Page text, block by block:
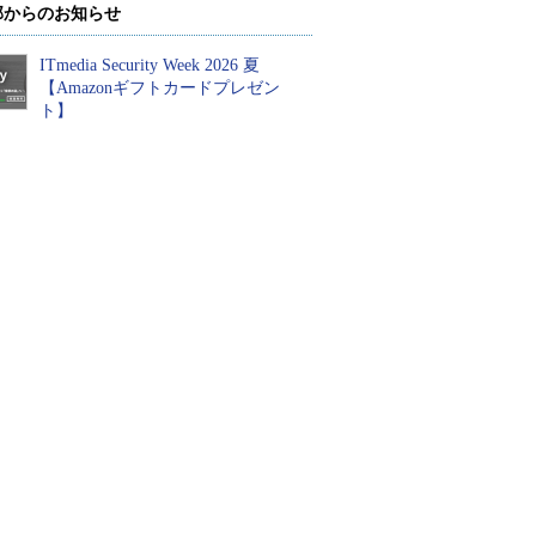
らのお知らせ
ITmedia Security Week 2026 夏
【Amazonギフトカードプレゼン
ト】